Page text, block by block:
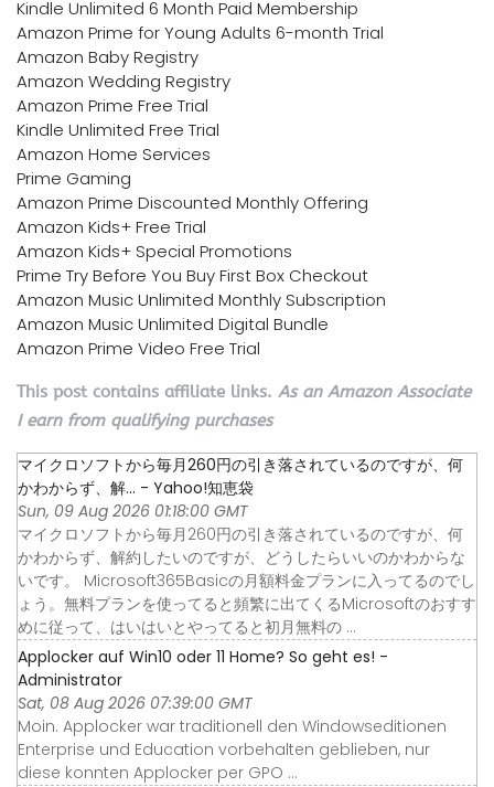
Kindle Unlimited 6 Month Paid Membership
Amazon Prime for Young Adults 6-month Trial
Amazon Baby Registry
Amazon Wedding Registry
Amazon Prime Free Trial
Kindle Unlimited Free Trial
Amazon Home Services
Prime Gaming
Amazon Prime Discounted Monthly Offering
Amazon Kids+ Free Trial
Amazon Kids+ Special Promotions
Prime Try Before You Buy First Box Checkout
Amazon Music Unlimited Monthly Subscription
Amazon Music Unlimited Digital Bundle
Amazon Prime Video Free Trial
This post contains affiliate links. As an Amazon Associate
I earn from qualifying purchases
マイクロソフトから毎月260円の引き落されているのですが、何
かわからず、解... - Yahoo!知恵袋
Sun, 09 Aug 2026 01:18:00 GMT
マイクロソフトから毎月260円の引き落されているのですが、何
かわからず、解約したいのですが、どうしたらいいのかわからな
いです。 Microsoft365Basicの月額料金プランに入ってるのでし
ょう。無料プランを使ってると頻繁に出てくるMicrosoftのおすす
めに従って、はいはいとやってると初月無料の ...
Applocker auf Win10 oder 11 Home? So geht es! -
Administrator
Sat, 08 Aug 2026 07:39:00 GMT
Moin. Applocker war traditionell den Windowseditionen
Enterprise und Education vorbehalten geblieben, nur
diese konnten Applocker per GPO ...